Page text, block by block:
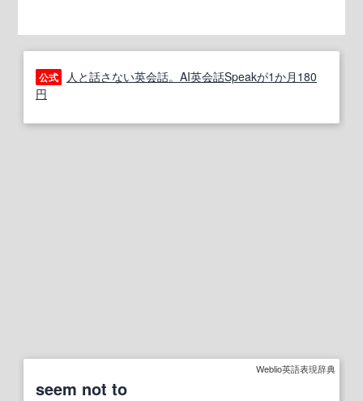
公式
人と話さない英会話。AI英会話Speakが1か月180
円
Weblio英語表現辞典
seem not to